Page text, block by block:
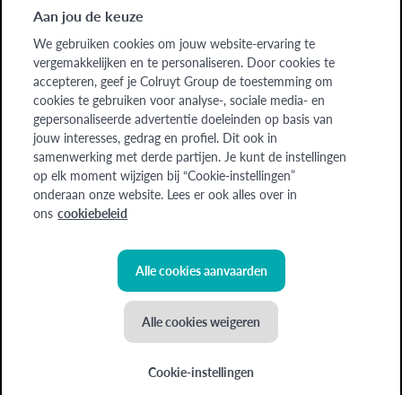
Bedrijven
Bedrijven
Over ons
Over ons
CadeaubonWord lesgeverJobs
Colruyt Group Academy (Afdeling van Colruyt Group NV), 1500 HALLE,
Edingensesteenweg 249, Ondernemingsnr: 0400.378.485, BE-0400.378.485.
©2026Colruyt Group
Privacyverklaring Xtra
Algemene voorwaarden
Aan jou de keuze
We gebruiken cookies om jouw website-ervaring te
vergemakkelijken en te personaliseren. Door cookies te
accepteren, geef je Colruyt Group de toestemming om
cookies te gebruiken voor analyse-, sociale media- en
gepersonaliseerde advertentie doeleinden op basis van
jouw interesses, gedrag en profiel. Dit ook in
samenwerking met derde partijen. Je kunt de instellingen
op elk moment wijzigen bij “Cookie-instellingen”
onderaan onze website. Lees er ook alles over in
ons cookiebeleid
Alle cookies aanvaarden
Alle cookies weigeren
Cookie-instellingen